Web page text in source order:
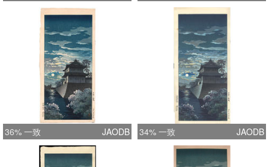
36% 一致 JAODB 34% 一致 JAODB